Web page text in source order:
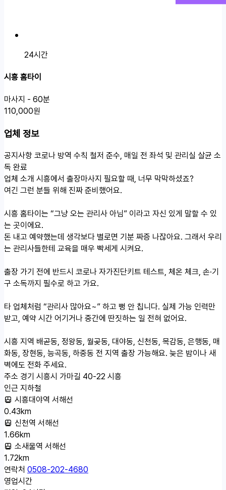
24시간
시흥 홈타이
마사지 - 60분
110,000원
업체 정보
공지사항코로나 방역 수칙 철저 준수, 매일 전 좌석 및 관리실 살균 소
독 완료
업체 소개 시흥에서 출장마사지 필요할 때, 너무 막막하셨죠?
여긴 그런 분들 위해 진짜 준비했어요.
시흥 홈타이는 “그냥 오는 관리사 아님” 이라고 자신 있게 말할 수 있
는 곳이에요.
돈 내고 예약했는데 생각보다 별로면 기분 짜증 나잖아요. 그래서 우리
는 관리사들한테 교육을 매우 빡세게 시켜요.
출장 가기 전에 반드시 코로나 자가진단키트 테스트, 체온 체크, 손·기
구 소독까지 필수로 하고 가요.
타 업체처럼 “관리사 많아요~” 하고 뻥 안 칩니다. 실제 가능 인력만
받고, 예약 시간 어기거나 중간에 딴짓하는 일 전혀 없어요.
시흥 지역 배곧동, 정왕동, 월곶동, 대야동, 신천동, 목감동, 은행동, 매
화동, 장현동, 능곡동, 하중동 전 지역 출장 가능해요. 늦은 밤이나 새
벽에도 전화 주세요.
주소 경기 시흥시 가마길 40-22 시흥
인근 지하철
시흥대야역 서해선
0.43km
신천역 서해선
1.66km
소새울역 서해선
1.72km
연락처 0508-202-4680
영업시간